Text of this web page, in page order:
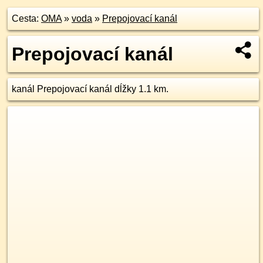
Cesta: OMA» voda » Prepojovací kanál
Prepojovací kanál
kanál Prepojovací kanál dĺžky 1.1 km.